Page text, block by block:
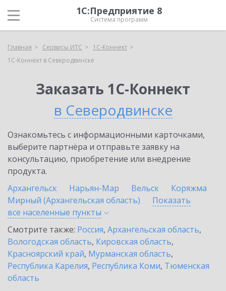
1С:Предприятие 8
Система программ
Главная Сервисы ИТС
1С-Коннект
1С-Коннект в Северодвинске
Заказать 1С-Коннект
в Северодвинске
Ознакомьтесь с информационными карточками,
выберите партнёра и отправьте заявку на
консультацию, приобретение или внедрение
продукта.
Архангельск
Нарьян-Мар Вельск
Коряжма
Мирный (Архангельская область)
Показать
все населенные пункты
Смотрите также: Россия, Архангельская область,
Вологодская область, Кировская область,
Красноярский край, Мурманская область,
Республика Карелия, Республика Коми, Тюменская
область